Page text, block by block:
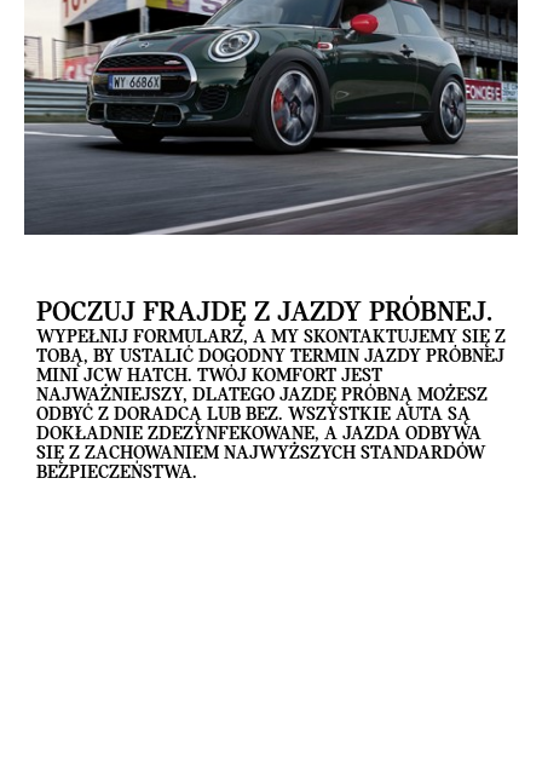
POCZUJ FRAJDĘ Z JAZDY PRÓBNEJ.
WYPEŁNIJ FORMULARZ, A MY SKONTAKTUJEMY SIĘ Z
TOBĄ, BY USTALIĆ DOGODNY TERMIN JAZDY PRÓBNEJ
MINI JCW HATCH. TWÓJ KOMFORT JEST
NAJWAŻNIEJSZY, DLATEGO JAZDĘ PRÓBNĄ MOŻESZ
ODBYĆ Z DORADCĄ LUB BEZ. WSZYSTKIE AUTA SĄ
DOKŁADNIE ZDEZYNFEKOWANE, A JAZDA ODBYWA
SIĘ Z ZACHOWANIEM NAJWYŻSZYCH STANDARDÓW
BEZPIECZEŃSTWA.